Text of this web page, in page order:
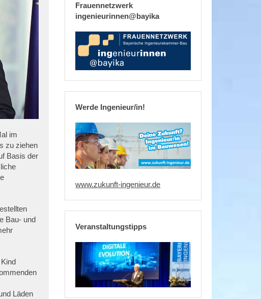
im
zu ziehen
Basis der
Bau- und
Läden
Frauennetzwerk
ingenieurinnen@bayika
Werde Ingenieur/in!
www.zukunft-ingenieur.de
Veranstaltungstipps